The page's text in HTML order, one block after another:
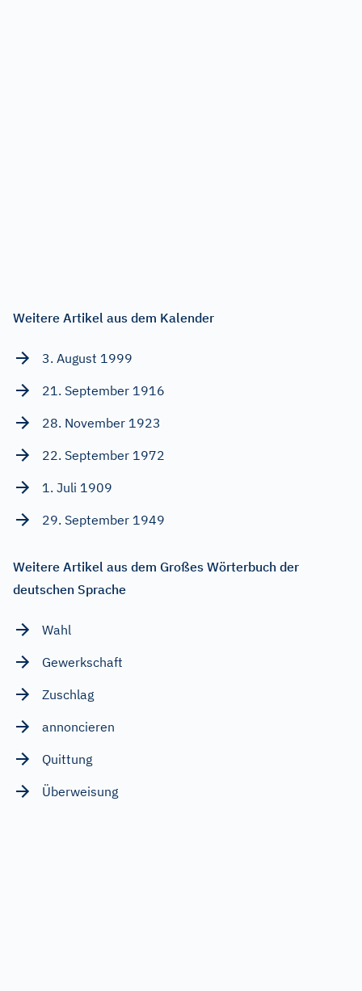
Weitere Artikel aus dem Kalender
3. August 1999
21. September 1916
28. November 1923
22. September 1972
1. Juli 1909
29. September 1949
Weitere Artikel aus dem Großes Wörterbuch der
deutschen Sprache
Wahl
Gewerkschaft
Zuschlag
annoncieren
Quittung
Überweisung